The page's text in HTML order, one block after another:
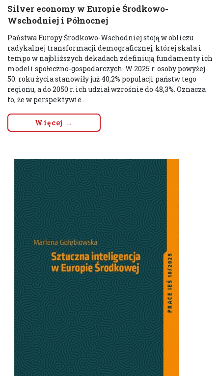
Silver economy w Europie Środkowo-
Wschodniej i Północnej
Państwa Europy Środkowo-Wschodniej stoją w obliczu
radykalnej transformacji demograficznej, której skala i
tempo w najbliższych dekadach zdefiniują fundamenty ich
modeli społeczno-gospodarczych. W 2025 r. osoby powyżej
50. roku życia stanowiły już 40,2% populacji państw tego
regionu, a do 2050 r. ich udział wzrośnie do 48,3%. Oznacza
to, że w perspektywie...
Więcej →